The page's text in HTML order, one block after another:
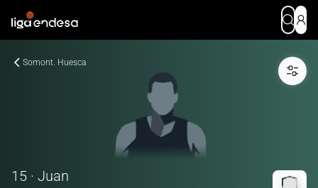
Somont. Huesca
15 · Juan